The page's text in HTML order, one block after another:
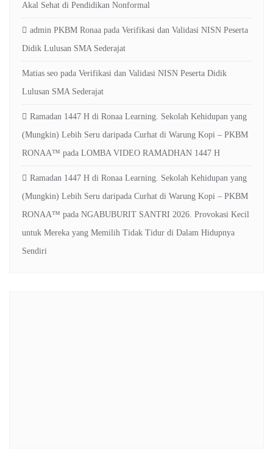
Akal Sehat di Pendidikan Nonformal
admin PKBM Ronaa pada Verifikasi dan Validasi NISN Peserta
Didik Lulusan SMA Sederajat
Matias seo pada Verifikasi dan Validasi NISN Peserta Didik
Lulusan SMA Sederajat
Ramadan 1447 H di Ronaa Learning. Sekolah Kehidupan yang
(Mungkin) Lebih Seru daripada Curhat di Warung Kopi – PKBM
RONAA™ pada LOMBA VIDEO RAMADHAN 1447 H
Ramadan 1447 H di Ronaa Learning. Sekolah Kehidupan yang
(Mungkin) Lebih Seru daripada Curhat di Warung Kopi – PKBM
RONAA™ pada NGABUBURIT SANTRI 2026. Provokasi Kecil
untuk Mereka yang Memilih Tidak Tidur di Dalam Hidupnya
Sendiri